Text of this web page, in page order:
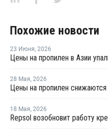
Похожие новости
23 Июня, 2026
28 Мая, 2026
Цены на пропилен снижаются
18 Мая, 2026